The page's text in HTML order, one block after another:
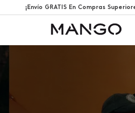
¡Envío GRATIS En Compras